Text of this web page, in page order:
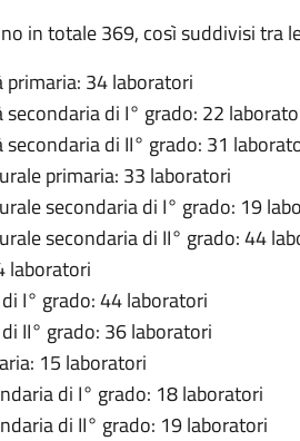
in totale 369, così suddivisi tra
34 laboratori
di I° grado: 22
di II° grado: 31
primaria: 33 laboratori
secondaria di I° grado: 19
secondaria di II° grado: 44
laboratori
I° grado: 44 laboratori
II° grado: 36 laboratori
15 laboratori
di I° grado: 18 laboratori
di II° grado: 19 laboratori